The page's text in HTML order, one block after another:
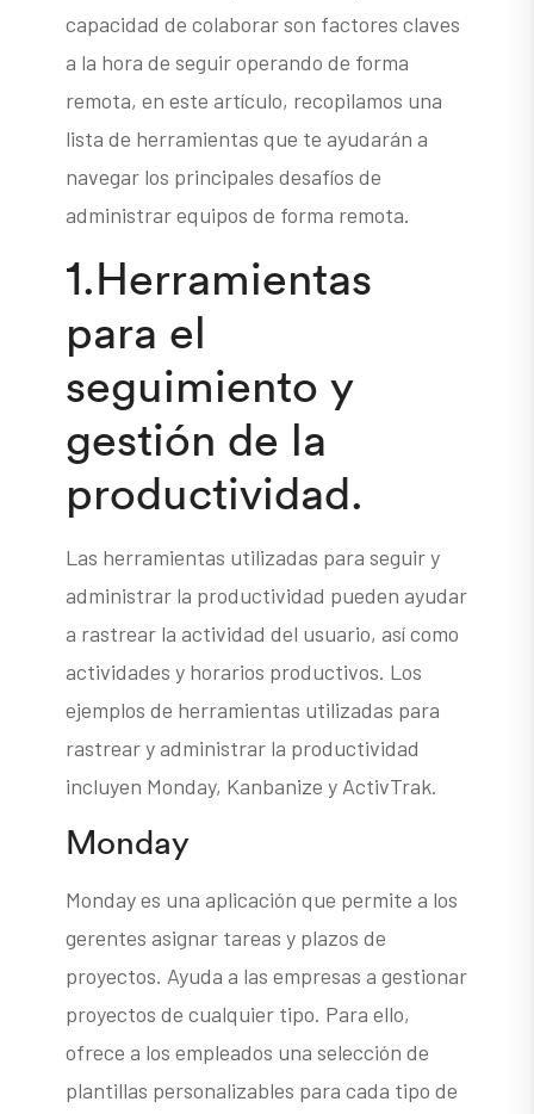
capacidad de colaborar son factores claves
a la hora de seguir operando de forma
remota, en este artículo, recopilamos una
lista de herramientas que te ayudarán a
navegar los principales desafíos de
administrar equipos de forma remota.
1.Herramientas
para el
seguimiento y
gestión de la
productividad.
Las herramientas utilizadas para seguir y
administrar la productividad pueden ayudar
a rastrear la actividad del usuario, así como
actividades y horarios productivos. Los
ejemplos de herramientas utilizadas para
rastrear y administrar la productividad
incluyen Monday, Kanbanize y ActivTrak.
Monday
Monday es una aplicación que permite a los
gerentes asignar tareas y plazos de
proyectos. Ayuda a las empresas a gestionar
proyectos de cualquier tipo. Para ello,
ofrece a los empleados una selección de
plantillas personalizables para cada tipo de